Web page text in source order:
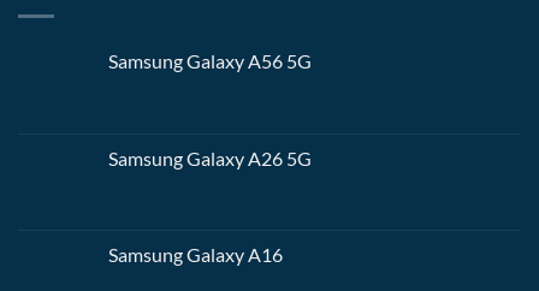
Samsung Galaxy A56 5G
Samsung Galaxy A26 5G
Samsung Galaxy A16